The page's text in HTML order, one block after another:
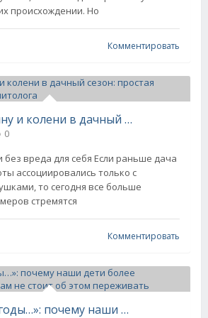
происхождении. Но
Комментировать
Как спасти спину и колени в дачный сезон: простая разминка от реабилитолога
0
без вреда для себя Если раньше дача
ассоциировались только с
то сегодня все больше
стремятся
Комментировать
«Вот я в твои годы…»: почему наши дети более избалованные, но нам не стоит об этом переживать